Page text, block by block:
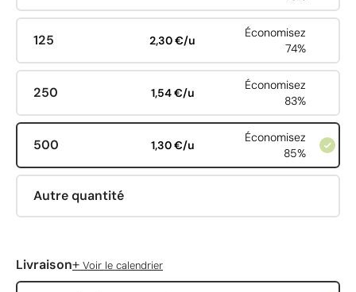
125 2,30 €/u
Économisez
74%
250 1,54 €/u
Économisez
83%
500 1,30 €/u
Économisez
85%
Autre quantité
Livraison+ Voir le calendrier